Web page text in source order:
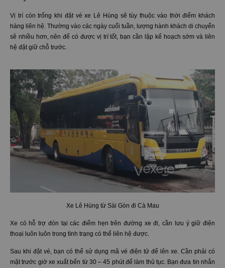
Vị trí còn trống khi đặt vé xe Lê Hùng sẽ tùy thuộc vào thời điểm khách
hàng liên hệ. Thường vào các ngày cuối tuần, lượng hành khách di chuyển
sẽ nhiều hơn, nên để có được vị trí tốt, bạn cần lập kế hoạch sớm và liên
hệ đặt giữ chỗ trước.
Xe Lê Hùng từ Sài Gòn đi Cà Mau
Xe có hỗ trợ đón tại các điểm hẹn trên đường xe đi, cần lưu ý giữ điện
thoại luôn luôn trong tình trạng có thể liên hệ được.
Sau khi đặt vé, bạn có thể sử dụng mã vé điện tử để lên xe. Cần phải có
mặt trước giờ xe xuất bến từ 30 – 45 phút để làm thủ tục. Bạn đưa tin nhắn